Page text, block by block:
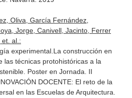
Oliva, García Fernández,
Jorge, Canivell, Jacinto, Ferrer
et. al.:
experimental.La construcción en
las técnicas protohistóricas a la
Poster en Jornada. II
DOCENTE: El reto de la
en las Escuelas de Arquitectura.